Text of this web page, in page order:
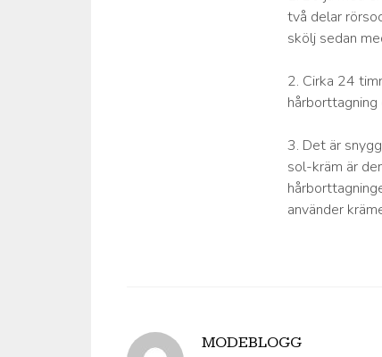
två delar
skölj sedan
2. Cirka 24
hårborttagning
3. Det är
sol-kräm är
använder
MODEBLOGG